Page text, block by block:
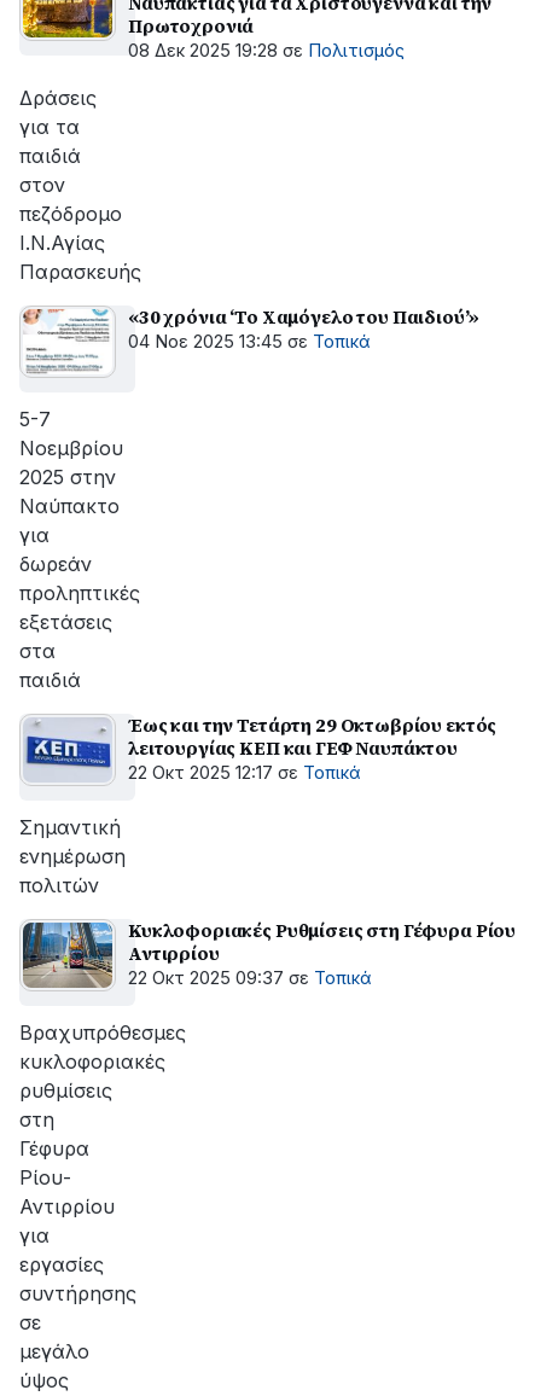
Πρωτοχρονιά
08 Δεκ 2025 19:28 σε Πολιτισμός
Δράσεις
για τα
παιδιά
στον
πεζόδρομο
Ι.Ν.Αγίας
Παρασκευής
«30 χρόνια ‘Το Χαμόγελο του Παιδιού’»
04 Νοε 2025 13:45 σε Τοπικά
5-7
Νοεμβρίου
2025 στην
Ναύπακτο
για
δωρεάν
προληπτικές
εξετάσεις
στα
παιδιά
Έως και την Τετάρτη 29 Οκτωβρίου εκτός
λειτουργίας ΚΕΠ και ΓΕΦ Ναυπάκτου
22 Οκτ 2025 12:17 σε Τοπικά
Σημαντική
ενημέρωση
πολιτών
Κυκλοφοριακές Ρυθμίσεις στη Γέφυρα Ρίου
Αντιρρίου
22 Οκτ 2025 09:37 σε Τοπικά
Βραχυπρόθεσμες
κυκλοφοριακές
ρυθμίσεις
στη
Γέφυρα
Ρίου-
Αντιρρίου
για
εργασίες
συντήρησης
σε
μεγάλο
ύψος